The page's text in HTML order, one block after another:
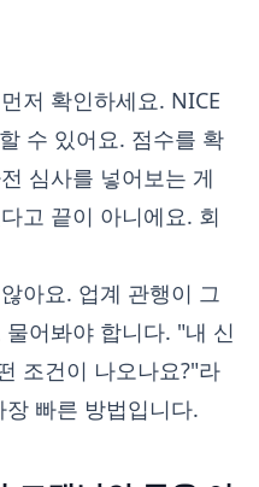
저 확인하세요. NICE
수 있어요. 점수를 확
심사를 넣어보는 게
고 끝이 아니에요. 회
아요. 업계 관행이 그
어봐야 합니다. "내 신
조건이 나오나요?"라
빠른 방법입니다.